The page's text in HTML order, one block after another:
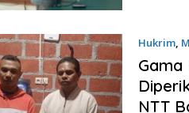
Hukrim,
Gama
NTT